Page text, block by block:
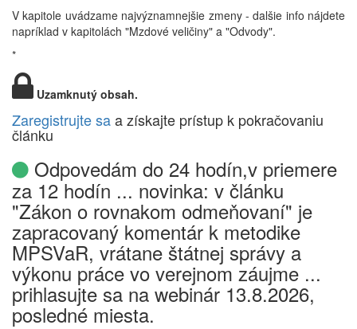
V kapitole uvádzame najvýznamnejšie zmeny - dalšie info nájdete
napríklad v kapitolách "Mzdové veličiny" a "Odvody".
*
Uzamknutý obsah.
Zaregistrujte saa získajte prístup k pokračovaniu
článku
Odpovedám do 24 hodín,v priemere
za 12 hodín ... novinka: v článku
"Zákon o rovnakom odmeňovaní" je
zapracovaný komentár k metodike
MPSVaR, vrátane štátnej správy a
výkonu práce vo verejnom záujme ...
prihlasujte sa na webinár 13.8.2026,
posledné miesta.